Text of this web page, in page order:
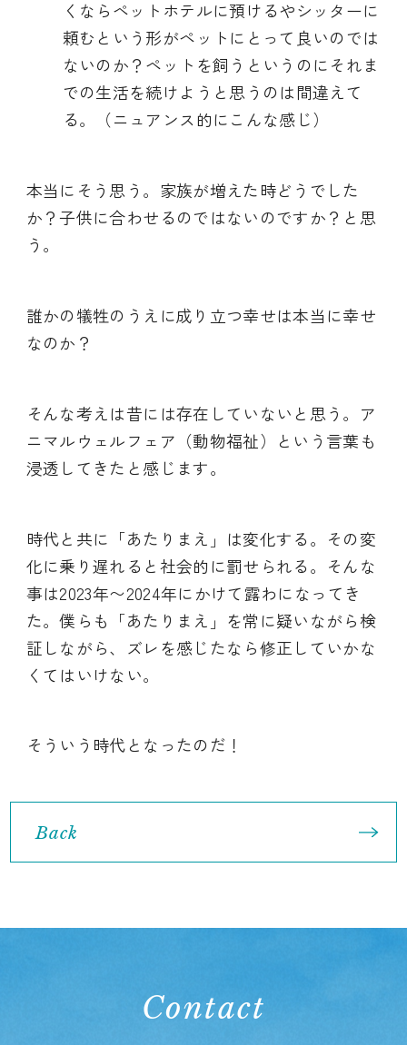
くならペットホテルに預けるやシッターに
頼むという形がペットにとって良いのでは
ないのか？ペットを飼うというのにそれま
での生活を続けようと思うのは間違えて
る。（ニュアンス的にこんな感じ）
本当にそう思う。家族が増えた時どうでした
か？子供に合わせるのではないのですか？と思
う。
誰かの犠牲のうえに成り立つ幸せは本当に幸せ
なのか？
そんな考えは昔には存在していないと思う。ア
ニマルウェルフェア（動物福祉）という言葉も
浸透してきたと感じます。
時代と共に「あたりまえ」は変化する。その変
化に乗り遅れると社会的に罰せられる。そんな
事は2023年〜2024年にかけて露わになってき
た。僕らも「あたりまえ」を常に疑いながら検
証しながら、ズレを感じたなら修正していかな
くてはいけない。
そういう時代となったのだ！
Back
Contact